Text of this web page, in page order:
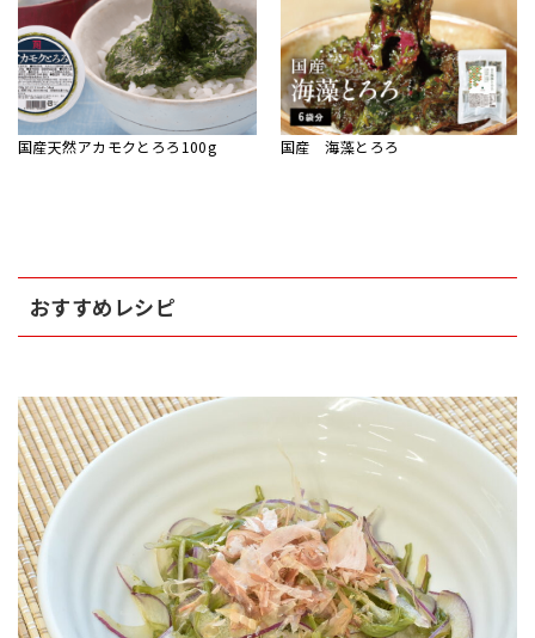
国産天然アカモクとろろ100g 国産 海藻とろろ
おすすめレシピ